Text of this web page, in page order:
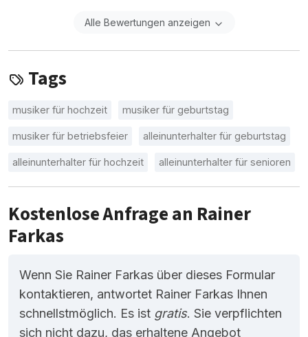
Alle Bewertungen anzeigen
Tags
musiker für hochzeit musiker für geburtstag
musiker für betriebsfeier alleinunterhalter für geburtstag
alleinunterhalter für hochzeit alleinunterhalter für senioren
Kostenlose Anfrage an Rainer
Farkas
Wenn Sie Rainer Farkas über dieses Formular
kontaktieren, antwortet Rainer Farkas Ihnen
schnellstmöglich. Es ist gratis. Sie verpflichten
sich nicht dazu, das erhaltene Angebot